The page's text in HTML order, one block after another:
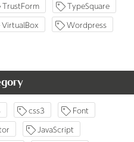
TrustForm
TypeSquare
VirtualBox
Wordpress
css3
Font
JavaScript